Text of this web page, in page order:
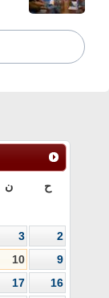
ح ن
2
3
9
10
16
17